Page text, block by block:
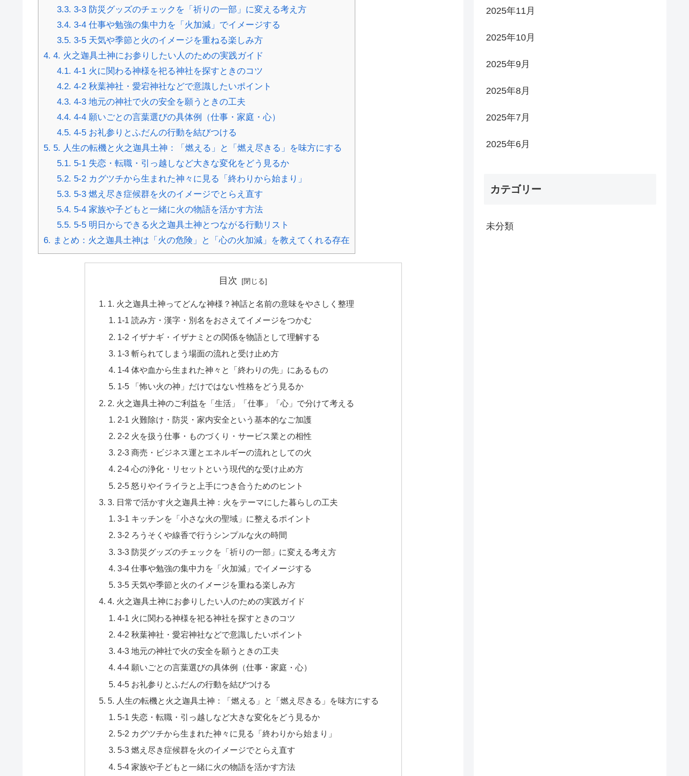
3.3. 3-3 防災グッズのチェックを「祈りの一部」に変える考え方
3.4. 3-4 仕事や勉強の集中力を「火加減」でイメージする
3.5. 3-5 天気や季節と火のイメージを重ねる楽しみ方
4. 4. 火之迦具土神にお参りしたい人のための実践ガイド
4.1. 4-1 火に関わる神様を祀る神社を探すときのコツ
4.2. 4-2 秋葉神社・愛宕神社などで意識したいポイント
4.3. 4-3 地元の神社で火の安全を願うときの工夫
4.4. 4-4 願いごとの言葉選びの具体例（仕事・家庭・心）
4.5. 4-5 お礼参りとふだんの行動を結びつける
5. 5. 人生の転機と火之迦具土神：「燃える」と「燃え尽きる」を味方にする
5.1. 5-1 失恋・転職・引っ越しなど大きな変化をどう見るか
5.2. 5-2 カグツチから生まれた神々に見る「終わりから始まり」
5.3. 5-3 燃え尽き症候群を火のイメージでとらえ直す
5.4. 5-4 家族や子どもと一緒に火の物語を活かす方法
5.5. 5-5 明日からできる火之迦具土神とつながる行動リスト
6. まとめ：火之迦具土神は「火の危険」と「心の火加減」を教えてくれる存在
目次
1. 火之迦具土神ってどんな神様？神話と名前の意味をやさしく整理
1-1 読み方・漢字・別名をおさえてイメージをつかむ
1-2 イザナギ・イザナミとの関係を物語として理解する
1-3 斬られてしまう場面の流れと受け止め方
1-4 体や血から生まれた神々と「終わりの先」にあるもの
1-5 「怖い火の神」だけではない性格をどう見るか
2. 火之迦具土神のご利益を「生活」「仕事」「心」で分けて考える
2-1 火難除け・防災・家内安全という基本的なご加護
2-2 火を扱う仕事・ものづくり・サービス業との相性
2-3 商売・ビジネス運とエネルギーの流れとしての火
2-4 心の浄化・リセットという現代的な受け止め方
2-5 怒りやイライラと上手につき合うためのヒント
3. 日常で活かす火之迦具土神：火をテーマにした暮らしの工夫
3-1 キッチンを「小さな火の聖域」に整えるポイント
3-2 ろうそくや線香で行うシンプルな火の時間
3-3 防災グッズのチェックを「祈りの一部」に変える考え方
3-4 仕事や勉強の集中力を「火加減」でイメージする
3-5 天気や季節と火のイメージを重ねる楽しみ方
4. 火之迦具土神にお参りしたい人のための実践ガイド
4-1 火に関わる神様を祀る神社を探すときのコツ
4-2 秋葉神社・愛宕神社などで意識したいポイント
4-3 地元の神社で火の安全を願うときの工夫
4-4 願いごとの言葉選びの具体例（仕事・家庭・心）
4-5 お礼参りとふだんの行動を結びつける
5. 人生の転機と火之迦具土神：「燃える」と「燃え尽きる」を味方にする
5-1 失恋・転職・引っ越しなど大きな変化をどう見るか
5-2 カグツチから生まれた神々に見る「終わりから始まり」
5-3 燃え尽き症候群を火のイメージでとらえ直す
5-4 家族や子どもと一緒に火の物語を活かす方法
2025年11月
2025年10月
2025年9月
2025年8月
2025年7月
2025年6月
カテゴリー
未分類